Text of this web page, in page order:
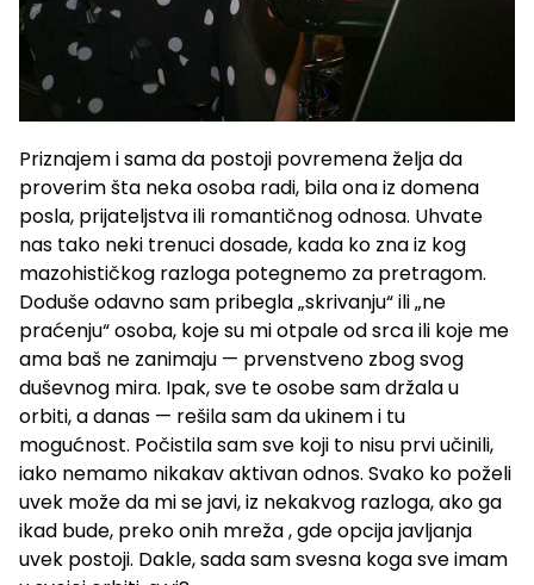
Priznajem i sama da postoji povremena želja da
proverim šta neka osoba radi, bila ona iz domena
posla, prijateljstva ili romantičnog odnosa. Uhvate
nas tako neki trenuci dosade, kada ko zna iz kog
mazohističkog razloga potegnemo za pretragom.
Doduše odavno sam pribegla „skrivanju“ ili „ne
praćenju“ osoba, koje su mi otpale od srca ili koje me
ama baš ne zanimaju — prvenstveno zbog svog
duševnog mira. Ipak, sve te osobe sam držala u
orbiti, a danas — rešila sam da ukinem i tu
mogućnost. Počistila sam sve koji to nisu prvi učinili,
iako nemamo nikakav aktivan odnos. Svako ko poželi
uvek može da mi se javi, iz nekakvog razloga, ako ga
ikad bude, preko onih mreža , gde opcija javljanja
uvek postoji. Dakle, sada sam svesna koga sve imam